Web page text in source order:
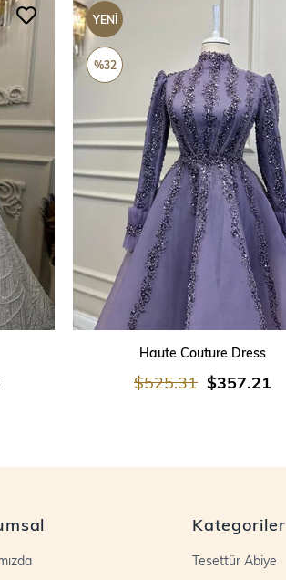
Haute Couture Dress
$357.21
$525.31
YENI
ÜRÜN
%32
Kategoriler
Tesettür Abiye